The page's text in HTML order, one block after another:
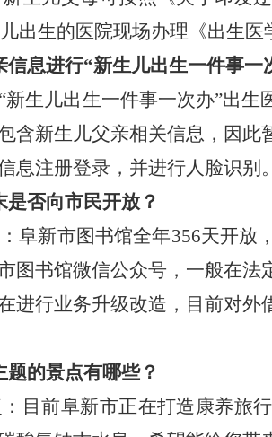
出生的医院现场办理《出生医
息进行“新生儿出生一件事一
“新生儿出生一件事一次办”出
含新生儿父亲相关信息，因此
息注册登录，并进行人脸识别。
否向市民开放？
阜新市图书馆全年356天开放
图书馆微信公众号，一般在
进行业务升级改造，目前对外
的景点有哪些？
目前阜新市正在打造康养旅